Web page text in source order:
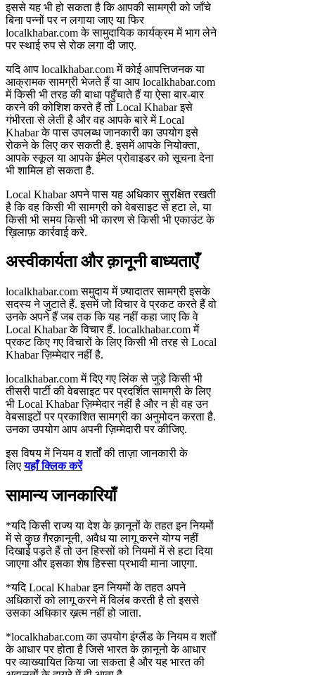
इससे यह भी हो सकता है कि आपकी सामग्री को जाँचे
बिना पन्नों पर न लगाया जाए या फिर
localkhabar.com के सामुदायिक कार्यक्रम में भाग लेने
पर स्थाई रुप से रोक लगा दी जाए.
यदि आप localkhabar.com में कोई आपत्तिजनक या
आक्रामक सामग्री भेजते हैं या आप localkhabar.com
में किसी भी तरह की बाधा पहुँचाते हैं या ऐसा बार-बार
करने की कोशिश करते हैं तो Local Khabar इसे
गंभीरता से लेती है और वह आपके बारे में Local
Khabar के पास उपलब्ध जानकारी का उपयोग इसे
रोकने के लिए कर सकती है. इसमें आपके नियोक्ता,
आपके स्कूल या आपके ईमेल प्रोवाइडर को सूचना देना
भी शामिल हो सकता है.
Local Khabar अपने पास यह अधिकार सुरक्षित रखती
है कि वह किसी भी सामग्री को वेबसाइट से हटा ले, या
किसी भी समय किसी भी कारण से किसी भी एकाउंट के
ख़िलाफ़ कार्रवाई करे.
अस्वीकार्यता और क़ानूनी बाध्यताएँ
localkhabar.com समुदाय में ज़्यादातर सामग्री इसके
सदस्य ने जुटाते हैं. इसमें जो विचार वे प्रकट करते हैं वो
उनके अपने हैं जब तक कि यह नहीं कहा जाए कि वे
Local Khabar के विचार हैं. localkhabar.com में
प्रकट किए गए विचारों के लिए किसी भी तरह से Local
Khabar ज़िम्मेदार नहीं है.
localkhabar.com में दिए गए लिंक से जुड़े किसी भी
तीसरी पार्टी की वेबसाइट पर प्रदर्शित सामग्री के लिए
भी Local Khabar ज़िम्मेदार नहीं है और न ही वह उन
वेबसाइटों पर प्रकाशित सामग्री का अनुमोदन करता है.
उनका उपयोग आप अपनी ज़िम्मेदारी पर कीजिए.
इस विषय में नियम व शर्तों की ताज़ा जानकारी के
लिएयहाँ क्लिक करें
सामान्य जानकारियाँ
*यदि किसी राज्य या देश के क़ानूनों के तहत इन नियमों
में से कुछ ग़ैरक़ानूनी, अवैध या लागू करने योग्य नहीं
दिखाई पड़ते हैं तो उन हिस्सों को नियमों में से हटा दिया
जाएगा और इसका शेष हिस्सा प्रभावी माना जाएगा.
*यदि Local Khabar इन नियमों के तहत अपने
अधिकारों को लागू करने में विलंब करती है तो इससे
उसका अधिकार ख़त्म नहीं हो जाता.
*localkhabar.com का उपयोग इंग्लैंड के नियम व शर्तों
के आधार पर होता है जिसे भारत के क़ानूनो के आधार
पर व्याख्यायित किया जा सकता है और यह भारत की